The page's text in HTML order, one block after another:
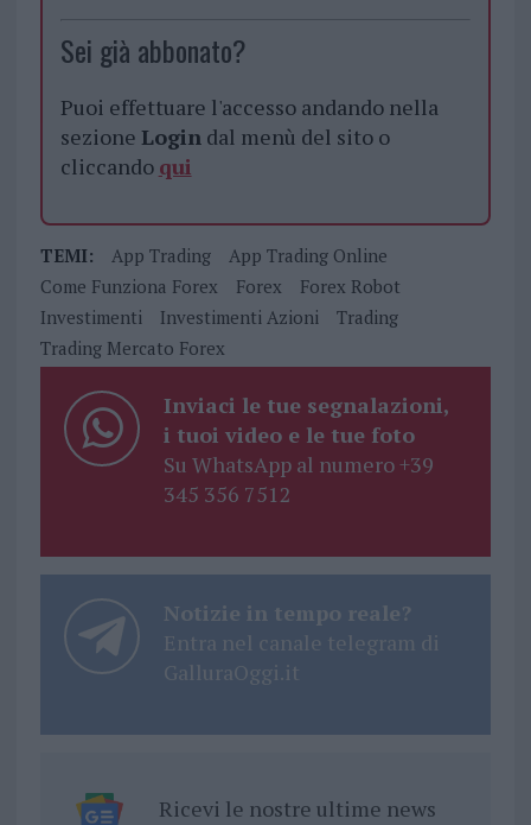
Sei già abbonato?
Puoi effettuare l'accesso andando nella
sezione Logindal menù del sito o
cliccando qui
TEMI: App Trading
App Trading Online
Come Funziona Forex
Forex
Forex Robot
Investimenti
Investimenti Azioni
Trading
Trading Mercato Forex
Inviaci le tue segnalazioni,
i tuoi video e le tue foto
Su WhatsApp al numero +39
345 356 7512
Notizie in tempo reale?
Entra nel canale telegram di
GalluraOggi.it
Ricevi le nostre ultime news